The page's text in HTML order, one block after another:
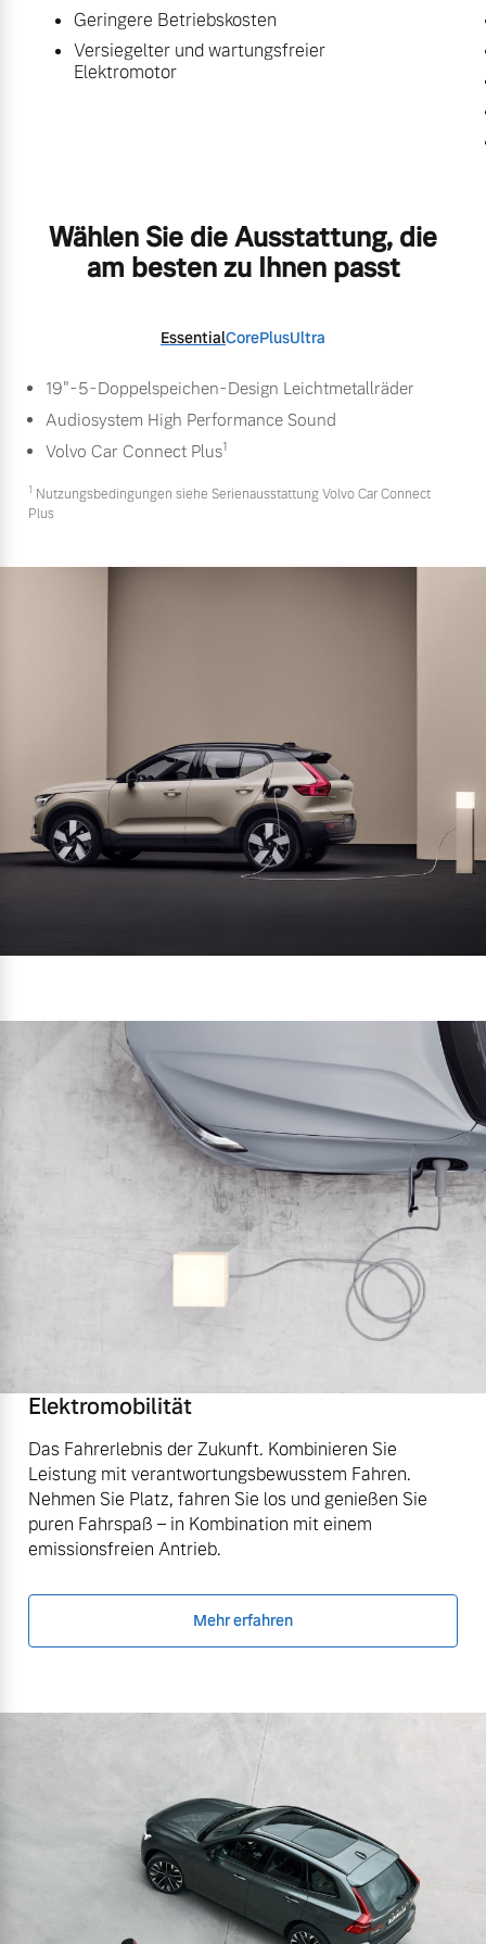
Geringere Betriebskosten
Versiegelter und wartungsfreier
Elektromotor
Wählen Sie die Ausstattung, die
am besten zu Ihnen passt
EssentialCorePlusUltra
19"-5-Doppelspeichen-Design Leichtmetallräder
Audiosystem High Performance Sound
Volvo Car Connect Plus1
1 Nutzungsbedingungen siehe Serienausstattung Volvo Car Connect
Plus
Elektromobilität
Das Fahrerlebnis der Zukunft. Kombinieren Sie
Leistung mit verantwortungsbewusstem Fahren.
Nehmen Sie Platz, fahren Sie los und genießen Sie
puren Fahrspaß – in Kombination mit einem
emissionsfreien Antrieb.
Mehr erfahren